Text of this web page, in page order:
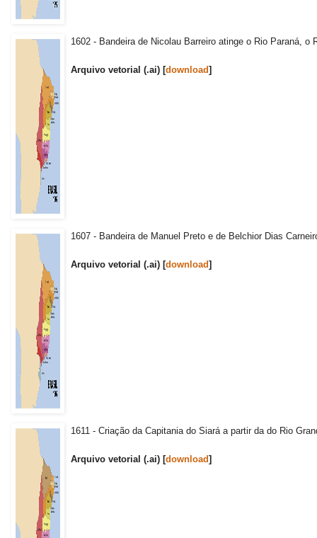
1602 - Bandeira de Nicolau Barreiro atinge o Rio Paraná,
Arquivo vetorial (.ai) [download]
1607 - Bandeira de Manuel Preto e de Belchior Dias
Arquivo vetorial (.ai) [download]
1611 - Criação da Capitania do Siará a partir da do Rio
Arquivo vetorial (.ai) [download]